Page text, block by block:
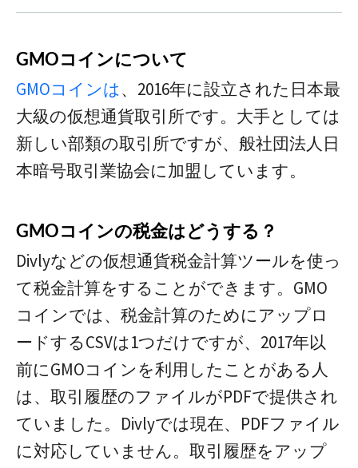
GMOコインについて
GMOコインは、2016年に設立された日本最
大級の仮想通貨取引所です。大手としては
新しい部類の取引所ですが、般社団法人日
本暗号取引業協会に加盟しています。
GMOコインの税金はどうする？
Divlyなどの仮想通貨税金計算ツールを使っ
て税金計算をすることができます。GMO
コインでは、税金計算のためにアップロ
ードするCSVは1つだけですが、2017年以
前にGMOコインを利用したことがある人
は、取引履歴のファイルがPDFで提供され
ていました。Divlyでは現在、PDFファイル
に対応していません。取引履歴をアップ